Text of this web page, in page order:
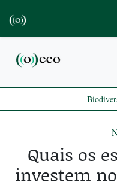
Quais os
investem